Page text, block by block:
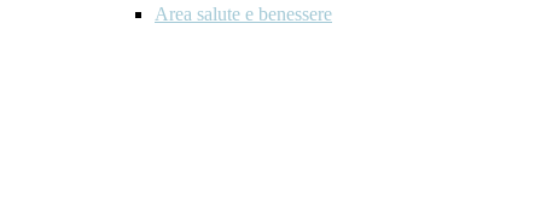
Area salute e benessere